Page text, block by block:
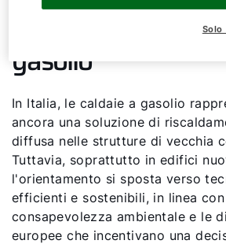
Il futuro delle
gasolio
In Italia, le caldaie a gasolio
ancora una soluzione di
diffusa nelle strutture di vecchia
Tuttavia, soprattutto in edifici
l'orientamento si sposta verso
efficienti e sostenibili, in linea
consapevolezza ambientale e le
europee che incentivano una
Solo